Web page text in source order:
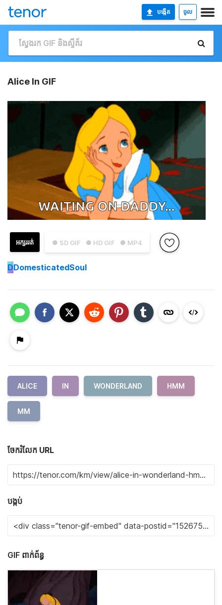
បង្កើត ចូល
Alice In GIF
● SD GIF ● HD GIF ● MP4
អក្សររត់
DDomesticatedSoul
ALICE IN WONDERLAND HMM
MM
ចែករំលែក URL
បង្កប់
GIF ពាក់ព័ន្ធ